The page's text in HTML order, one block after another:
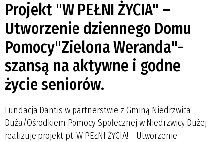
Projekt "W PEŁNI ŻYCIA" –
Utworzenie dziennego Domu
Pomocy"Zielona Weranda"-
szansą na aktywne i godne
życie seniorów.
Fundacja Dantis w partnerstwie z Gminą Niedrzwica
Duża/Ośrodkiem Pomocy Społecznej w Niedrzwicy Dużej
realizuje projekt pt. W PEŁNI ŻYCIA! – Utworzenie